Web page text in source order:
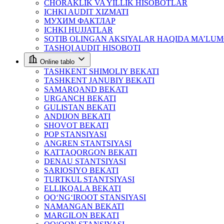
CHORAKLIK VA YILLIK HISOBOTLAR
ICHKI AUDIT XIZMATI
МУХИМ ФАКТЛАР
ICHKI HUJJATLAR
SOTIB OLINGAN AKSIYALAR HAQIDA
TASHQI AUDIT HISOBOTI
Online tablo
TASHKENT SHIMOLIY BEKATI
TASHKENT JANUBIY BEKATI
SAMARQAND BEKATI
URGANCH BEKATI
GULISTAN BEKATI
ANDIJON BEKATI
SHOVOT BEKATI
POP STANSIYASI
ANGREN STANTSIYASI
KATTAQORGON BEKATI
DENAU STANTSIYASI
SARIOSIYO BEKATI
TURTKUL STANTSIYASI
ELLIKQALA BEKATI
QO‘NG‘IROOT STANSIYASI
NAMANGAN BEKATI
MARGILON BEKATI